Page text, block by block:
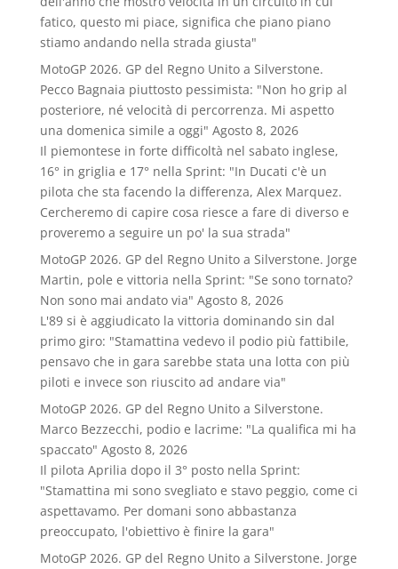
fatico, questo mi piace, significa che piano piano
stiamo andando nella strada giusta"
MotoGP 2026. GP del Regno Unito a Silverstone.
Pecco Bagnaia piuttosto pessimista: "Non ho grip al
posteriore, né velocità di percorrenza. Mi aspetto
una domenica simile a oggi" Agosto 8, 2026
Il piemontese in forte difficoltà nel sabato inglese,
16° in griglia e 17° nella Sprint: "In Ducati c'è un
pilota che sta facendo la differenza, Alex Marquez.
Cercheremo di capire cosa riesce a fare di diverso e
proveremo a seguire un po' la sua strada"
MotoGP 2026. GP del Regno Unito a Silverstone. Jorge
Martin, pole e vittoria nella Sprint: "Se sono tornato?
Non sono mai andato via" Agosto 8, 2026
L'89 si è aggiudicato la vittoria dominando sin dal
primo giro: "Stamattina vedevo il podio più fattibile,
pensavo che in gara sarebbe stata una lotta con più
piloti e invece son riuscito ad andare via"
MotoGP 2026. GP del Regno Unito a Silverstone.
Marco Bezzecchi, podio e lacrime: "La qualifica mi ha
spaccato" Agosto 8, 2026
Il pilota Aprilia dopo il 3° posto nella Sprint:
"Stamattina mi sono svegliato e stavo peggio, come ci
aspettavamo. Per domani sono abbastanza
preoccupato, l'obiettivo è finire la gara"
MotoGP 2026. GP del Regno Unito a Silverstone. Jorge